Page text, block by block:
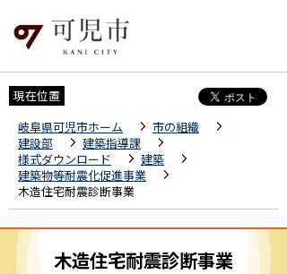
現在位置
岐阜県可児市ホーム
市の組織
建設部
建築指導課
様式ダウンロード
建築
建築物等耐震化促進事業
木造住宅耐震診断事業
木造住宅耐震診断事業